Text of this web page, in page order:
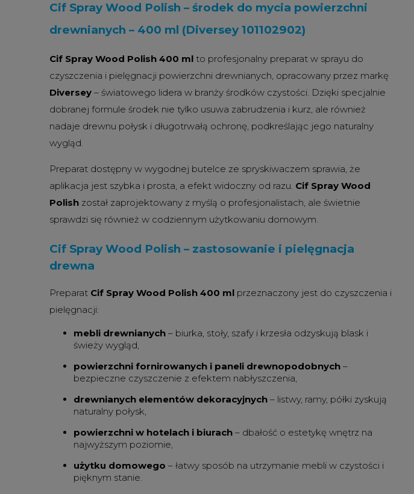
Cif Spray Wood Polish – środek do mycia powierzchni
drewnianych – 400 ml (Diversey 101102902)
Cif Spray Wood Polish 400 ml to profesjonalny preparat w sprayu do
czyszczenia i pielęgnacji powierzchni drewnianych, opracowany przez markę
Diversey – światowego lidera w branży środków czystości. Dzięki specjalnie
dobranej formule środek nie tylko usuwa zabrudzenia i kurz, ale również
nadaje drewnu połysk i długotrwałą ochronę, podkreślając jego naturalny
wygląd.
Preparat dostępny w wygodnej butelce ze spryskiwaczem sprawia, że
aplikacja jest szybka i prosta, a efekt widoczny od razu. Cif Spray Wood
Polish został zaprojektowany z myślą o profesjonalistach, ale świetnie
sprawdzi się również w codziennym użytkowaniu domowym.
Cif Spray Wood Polish – zastosowanie i pielęgnacja
drewna
Preparat Cif Spray Wood Polish 400 ml przeznaczony jest do czyszczenia i
pielęgnacji:
mebli drewnianych – biurka, stoły, szafy i krzesła odzyskują blask i
świeży wygląd,
powierzchni fornirowanych i paneli drewnopodobnych –
bezpieczne czyszczenie z efektem nabłyszczenia,
drewnianych elementów dekoracyjnych – listwy, ramy, półki zyskują
naturalny połysk,
powierzchni w hotelach i biurach – dbałość o estetykę wnętrz na
najwyższym poziomie,
użytku domowego – łatwy sposób na utrzymanie mebli w czystości i
pięknym stanie.